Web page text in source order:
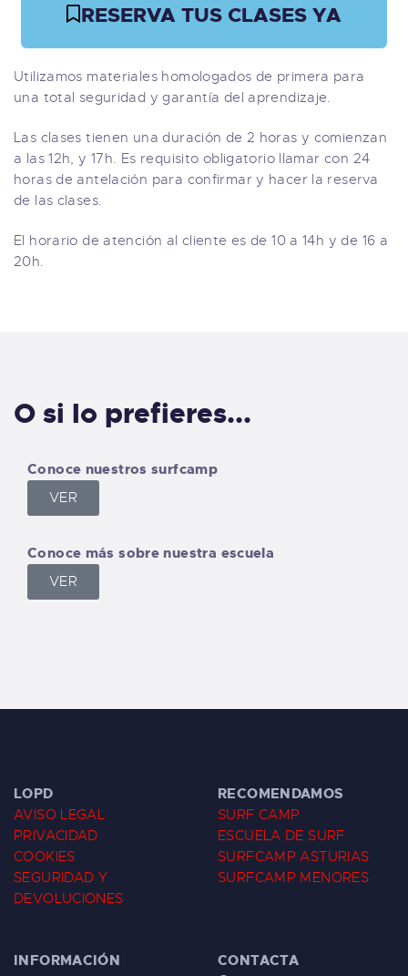
RESERVA TUS CLASES YA
Utilizamos materiales homologados de primera para
una total seguridad y garantía del aprendizaje.
Las clases tienen una duración de 2 horas y comienzan
a las 12h, y 17h. Es requisito obligatorio llamar con 24
horas de antelación para confirmar y hacer la reserva
de las clases.
El horario de atención al cliente es de 10 a 14h y de 16 a
20h.
O si lo prefieres...
Conoce nuestros surfcamp
VER
Conoce más sobre nuestra escuela
VER
LOPD
AVISO LEGAL
PRIVACIDAD
COOKIES
SEGURIDAD Y
DEVOLUCIONES
RECOMENDAMOS
SURF CAMP
ESCUELA DE SURF
SURFCAMP ASTURIAS
SURFCAMP MENORES
INFORMACIÓN CONTACTA